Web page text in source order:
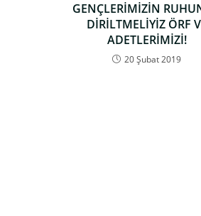
GENÇLERİMİZİN
DİRİLTMELİYİZ ÖRF
ADETLERİMİZİ!
20 Şubat 2019